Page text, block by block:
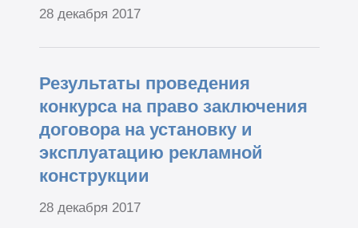
28 декабря 2017
Результаты проведения
конкурса на право заключения
договора на установку и
эксплуатацию рекламной
конструкции
28 декабря 2017